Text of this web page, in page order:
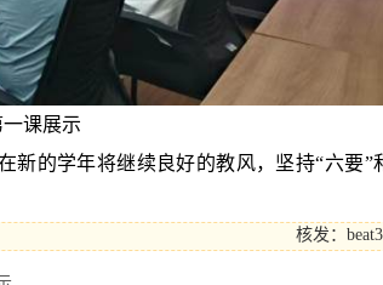
课展示
的学年将继续良好的教风，坚持“六要”
核发：